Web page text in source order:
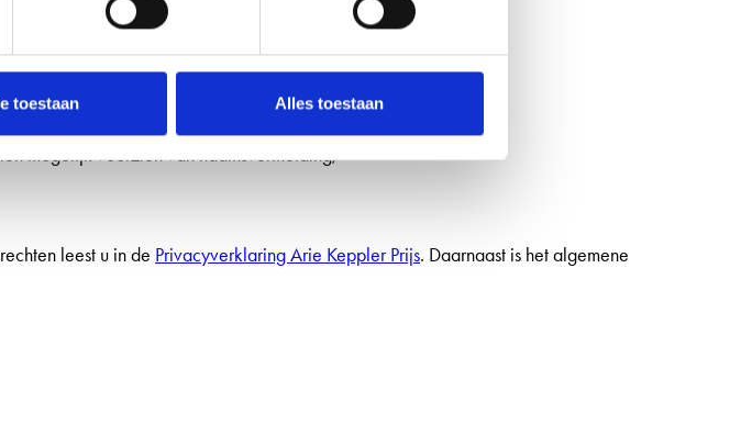
toestaan Alles toestaan
het insturen van uw inzending gaat u ermee akkoord dat:
media;
mogelijk voorzien van naamsvermelding;
leest u in de Privacyverklaring Arie Keppler Prijs. Daarnaast is het algemene